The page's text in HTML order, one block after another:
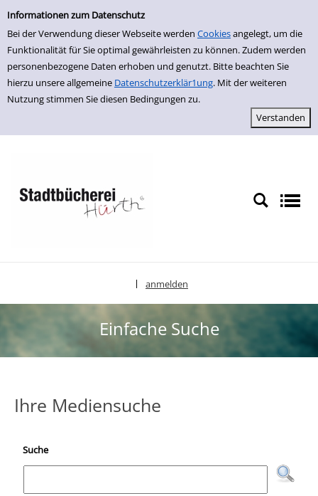
Einfache Suche
Informationen zum Datenschutz
Bei der Verwendung dieser Webseite werden Cookiesangelegt, um die
Funktionalität für Sie optimal gewährleisten zu können. Zudem werden
personenbezogene Daten erhoben und genutzt. Bitte beachten Sie
hierzu unsere allgemeine Datenschutzerklär1ung. Mit der weiteren
Nutzung stimmen Sie diesen Bedingungen zu.
zur Navigation springen
zum Inhalt springen
Zu den Suchfiltern springen
Zur Trefferliste springen
anmelden
Einfache Suche
Ihre Mediensuche
Suche